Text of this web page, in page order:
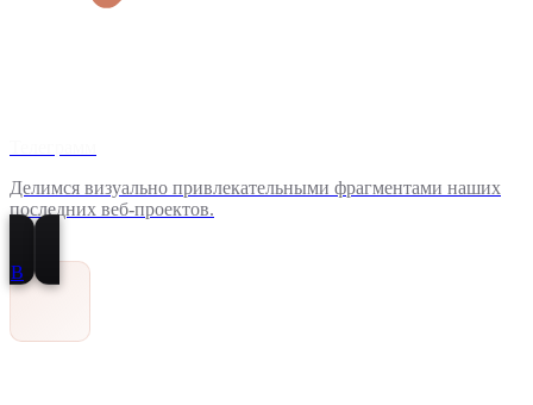
Делимся визуально привлекательными фрагментами наших
последних веб-проектов.
В